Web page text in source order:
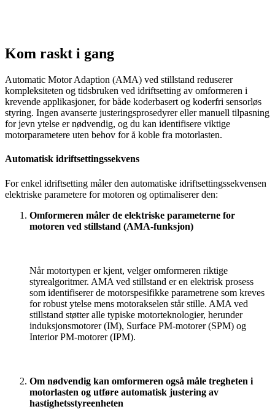
Kom raskt i gang
Automatic Motor Adaption (AMA) ved stillstand reduserer
kompleksiteten og tidsbruken ved idriftsetting av omformeren i
krevende applikasjoner, for både koderbasert og koderfri sensorløs
styring. Ingen avanserte justeringsprosedyrer eller manuell tilpasning
for jevn ytelse er nødvendig, og du kan identifisere viktige
motorparametere uten behov for å koble fra motorlasten.
Automatisk idriftsettingssekvens
For enkel idriftsetting måler den automatiske idriftsettingssekvensen
elektriske parametere for motoren og optimaliserer den:
Omformeren måler de elektriske parameterne for
motoren ved stillstand (AMA-funksjon)
Når motortypen er kjent, velger omformeren riktige
styrealgoritmer. AMA ved stillstand er en elektrisk prosess
som identifiserer de motorspesifikke parametrene som kreves
for robust ytelse mens motorakselen står stille. AMA ved
stillstand støtter alle typiske motorteknologier, herunder
induksjonsmotorer (IM), Surface PM-motorer (SPM) og
Interior PM-motorer (IPM).
Om nødvendig kan omformeren også måle tregheten i
motorlasten og utføre automatisk justering av
hastighetsstyreenheten